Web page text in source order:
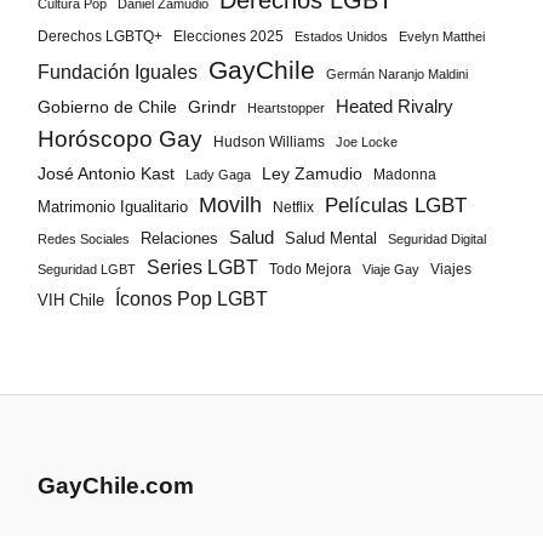
Cultura Pop Daniel Zamudio
Derechos LGBTQ+ Elecciones 2025 Estados Unidos Evelyn Matthei
Fundación Iguales GayChile Germán Naranjo Maldini
Gobierno de Chile Grindr Heartstopper Heated Rivalry
Horóscopo Gay Hudson Williams Joe Locke
José Antonio Kast Lady Gaga Ley Zamudio Madonna
Matrimonio Igualitario Movilh Netflix Películas LGBT
Redes Sociales Relaciones Salud Salud Mental Seguridad Digital
Seguridad LGBT Series LGBT Todo Mejora Viaje Gay
Viajes
VIH Chile
Íconos Pop LGBT
GayChile.com